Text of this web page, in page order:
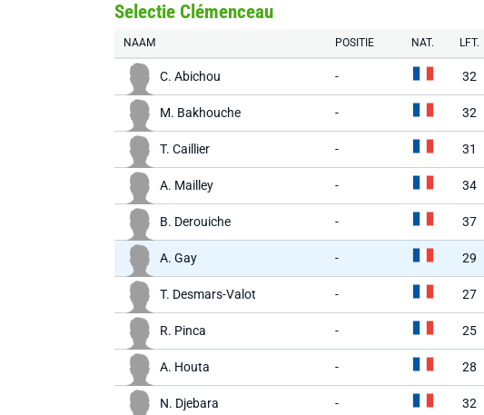
Selectie Clémenceau
NAAM POSITIE NAT. LFT.
C. Abichou - 32
M. Bakhouche - 32
T. Caillier - 31
A. Mailley - 34
B. Derouiche - 37
A. Gay - 29
T. Desmars-Valot - 27
R. Pinca - 25
A. Houta - 28
N. Djebara - 32